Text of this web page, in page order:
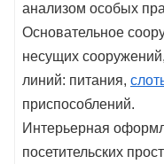
анализом особых
Основательное
несущих
линий: питания,
приспособлений.
Интерьерная
посетительских